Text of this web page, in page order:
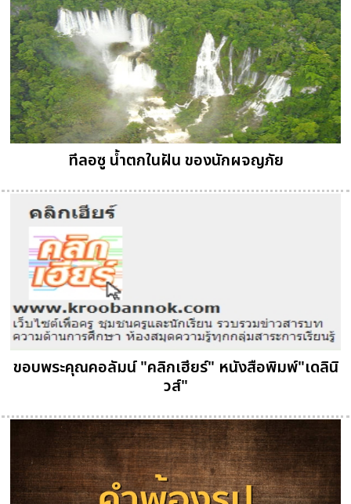
ทีลอซู น้ำตกในฝัน ของนักผจญภัย
ขอบพระคุณคอลัมน์ "คลิกเฮียร์" หนังสือพิมพ์"เดลินิ
วส์"